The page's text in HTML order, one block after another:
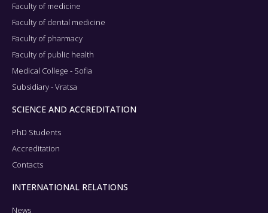
Faculty of medicine
Faculty of dental medicine
Faculty of pharmacy
Faculty of public health
Medical College - Sofia
Subsidiary - Vratsa
SCIENCE AND ACCREDITATION
PhD Students
Accreditation
Contacts
INTERNATIONAL RELATIONS
News